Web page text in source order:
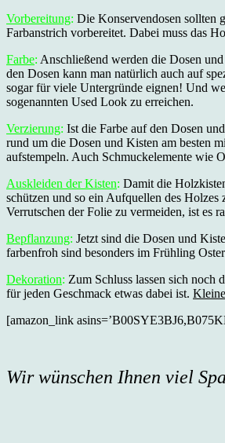
Vorbereitung: Die Konservendosen sollten
Farbanstrich vorbereitet. Dabei muss das
Farbe: Anschließend werden die Dosen
den Dosen kann man natürlich auch auf
sogar für viele Untergründe eignen! Und
sogenannten Used Look zu erreichen.
Verzierung: Ist die Farbe auf den Dosen
rund um die Dosen und Kisten am besten
aufstempeln. Auch Schmuckelemente wie
Auskleiden der Kisten: Damit die
schützen und so ein Aufquellen des
Verrutschen der Folie zu vermeiden, ist es
Bepflanzung: Jetzt sind die Dosen und
farbenfroh sind besonders im Frühling
Dekoration: Zum Schluss lassen sich noch
für jeden Geschmack etwas dabei ist.
[amazon_link
Wir wünschen Ihnen viel